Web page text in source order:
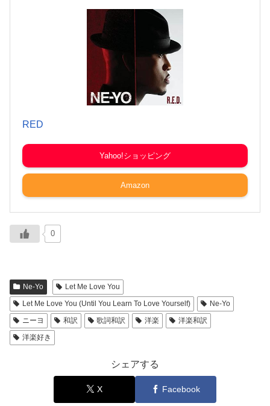
RED
Yahoo!ショッピング
Amazon
0
Ne-Yo
Let Me Love You
Let Me Love You (Until You Learn To Love Yourself)
Ne-Yo
ニーヨ
和訳 歌詞和訳 洋楽
洋楽和訳
洋楽好き
シェアする
X Facebook